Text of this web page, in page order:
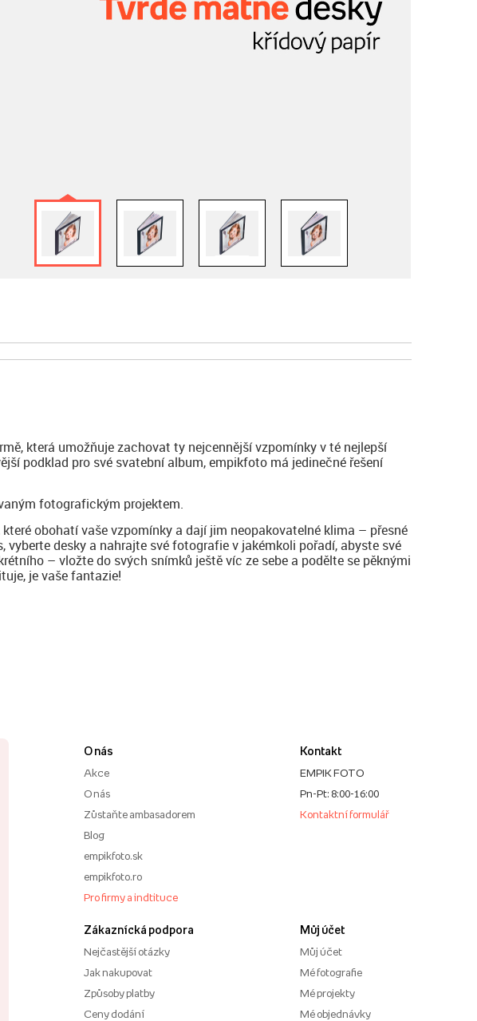
která umožňuje zachovat ty nejcennější vzpomínky v té nejlepší
podklad pro své svatební album, empikfoto má jedinečné řešení
fotografickým projektem.
obohatí vaše vzpomínky a dají jim neopakovatelné klima – přesné
desky a nahrajte své fotografie v jakémkoli pořadí, abyste své
– vložte do svých snímků ještě víc ze sebe a podělte se pěknými
je vaše fantazie!
O nás
Akce
O nás
Zůstaňte ambasadorem
Blog
empikfoto.sk
empikfoto.ro
Pro firmy a indtituce
Zákaznícká podpora
Nejčastější otázky
Jak nakupovat
Způsoby platby
Ceny dodání
Kontakt
EMPIK FOTO
Pn-Pt: 8:00-16:00
Kontaktní formulář
Můj účet
Můj účet
Mé fotografie
Mé projekty
Mé objednávky